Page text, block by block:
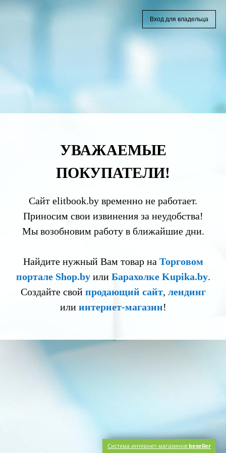
УВАЖАЕМЫЕ
ПОКУПАТЕЛИ!
Сайт elitbook.by временно не работает.
Приносим свои извинения за неудобства!
Мы возобновим работу в ближайшие дни.
Найдите нужный Вам товар на Торговом
портале Shop.byили Барахолке Kupika.by.
Создайте свой продающий сайт, лендинг
или интернет-магазин!
Вход для владельца
Система интернет-магазинов beseller